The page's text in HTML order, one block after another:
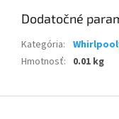
Dodatočné
Kategória:
Hmotnosť: 0.01 kg